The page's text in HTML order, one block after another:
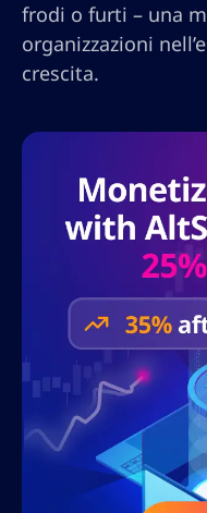
frodi o furti – una
organizzazioni
crescita.